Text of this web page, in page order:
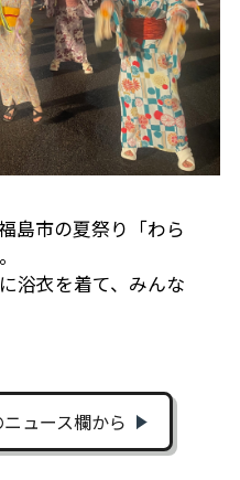
島市の夏祭り「わら
浴衣を着て、みんな
ュース欄から